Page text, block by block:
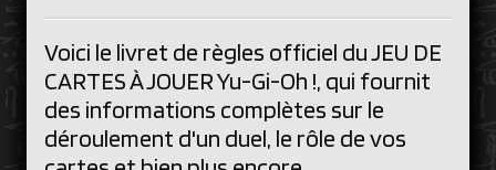
Voici le livret de règles officiel du JEU DE
CARTES À JOUER Yu-Gi-Oh !, qui fournit
des informations complètes sur le
déroulement d'un duel, le rôle de vos